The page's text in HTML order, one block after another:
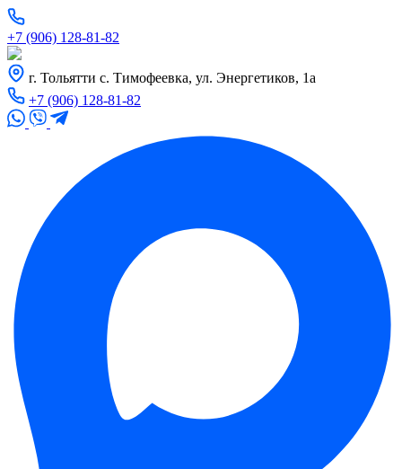
+7 (906) 128-81-82
г. Тольятти с. Тимофеевка, ул. Энергетиков, 1а
+7 (906) 128-81-82